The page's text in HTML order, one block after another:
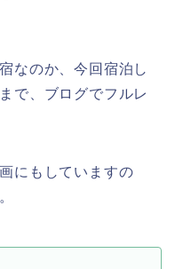
なのか、今回宿泊し
で、ブログでフルレ
にもしていますの